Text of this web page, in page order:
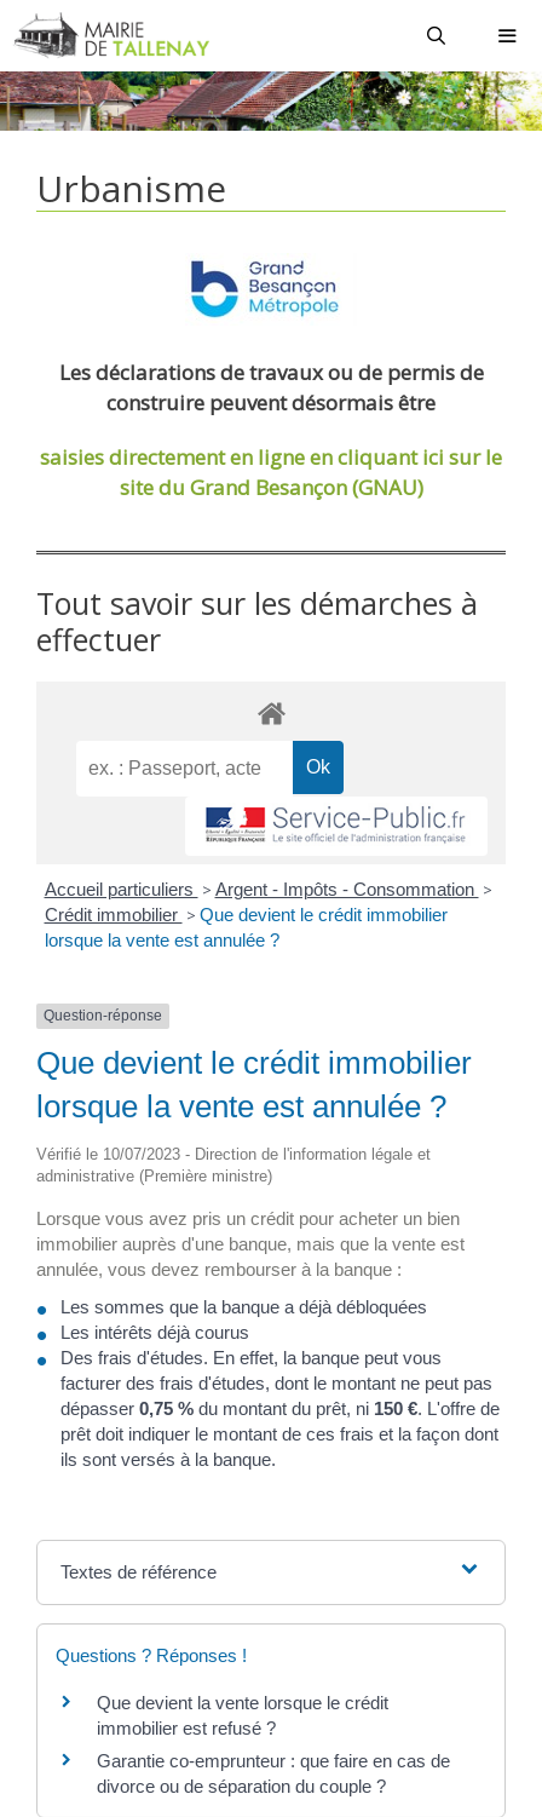
Aller
au
contenu
Urbanisme
Les déclarations de travaux ou de permis de
construire peuvent désormais être
saisies directement en ligneen cliquant ici sur le
site du Grand Besançon (GNAU)
Tout savoir sur les démarches à
effectuer
Accueil particuliers > Argent - Impôts - Consommation >
Crédit immobilier > Que devient le crédit immobilier
lorsque la vente est annulée ?
Question-réponse
Que devient le crédit immobilier
lorsque la vente est annulée ?
Vérifié le 10/07/2023 - Direction de l'information légale et
administrative (Première ministre)
Lorsque vous avez pris un crédit pour acheter un bien
immobilier auprès d'une banque, mais que la vente est
annulée, vous devez rembourser à la banque :
Les sommes que la banque a déjà débloquées
Les intérêts déjà courus
Des frais d'études. En effet, la banque peut vous
facturer des frais d'études, dont le montant ne peut pas
dépasser 0,75 % du montant du prêt, ni 150 €. L'offre de
prêt doit indiquer le montant de ces frais et la façon dont
ils sont versés à la banque.
Textes de référence
Questions ? Réponses !
Que devient la vente lorsque le crédit
immobilier est refusé ?
Garantie co-emprunteur : que faire en cas de
divorce ou de séparation du couple ?